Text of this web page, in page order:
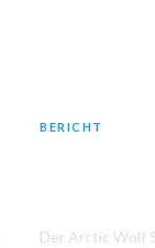
BERICHT
Der Arctic Wolf